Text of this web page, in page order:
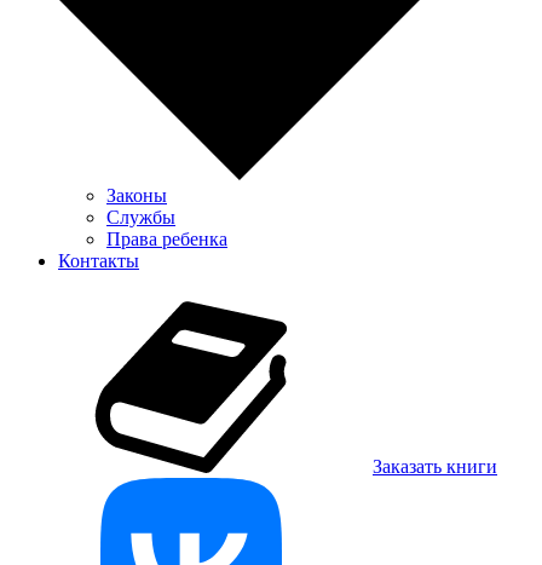
Законы
Службы
Права ребенка
Контакты
Заказать книги